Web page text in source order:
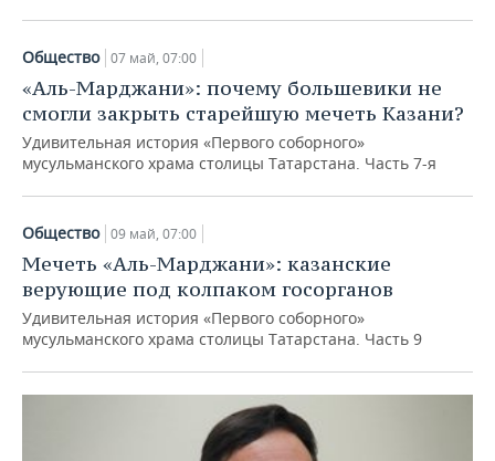
Общество 07 май, 07:00
«Аль-Марджани»: почему большевики не
смогли закрыть старейшую мечеть Казани?
Удивительная история «Первого соборного»
мусульманского храма столицы Татарстана. Часть 7-я
Общество 09 май, 07:00
Мечеть «Аль-Марджани»: казанские
верующие под колпаком госорганов
Удивительная история «Первого соборного»
мусульманского храма столицы Татарстана. Часть 9